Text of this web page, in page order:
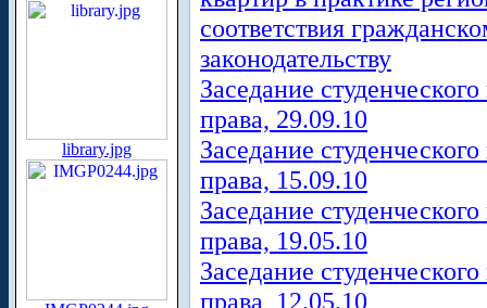
library.jpg
соответствия
законодательству
Заседание
права, 29.09.10
Заседание
права, 15.09.10
Заседание
права, 19.05.10
Заседание
права, 12.05.10